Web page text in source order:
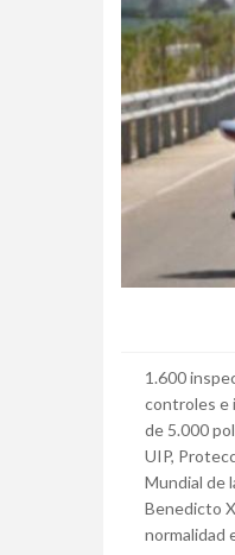
1.600
controles e
de 5.000
UIP,
Mundial de
Benedicto
normalidad